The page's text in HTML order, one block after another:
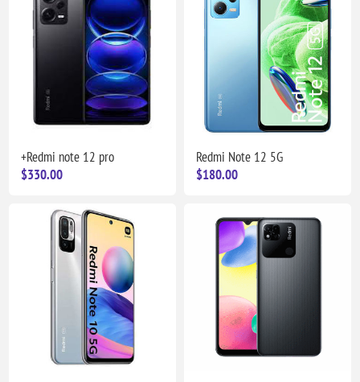
+Redmi note 12 pro
$330.00
Redmi Note 12 5G
$180.00